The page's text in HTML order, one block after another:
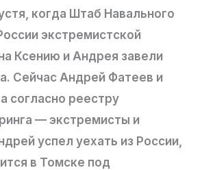
когда Штаб Навального
экстремистской
Ксению и Андрея завели
Сейчас Андрей Фатеев и
согласно реестру
— экстремисты и
успел уехать из России,
в Томске под